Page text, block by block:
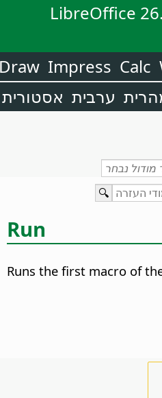
Calc
Impress
ערבית אסטורית
Run
Runs the first macro of